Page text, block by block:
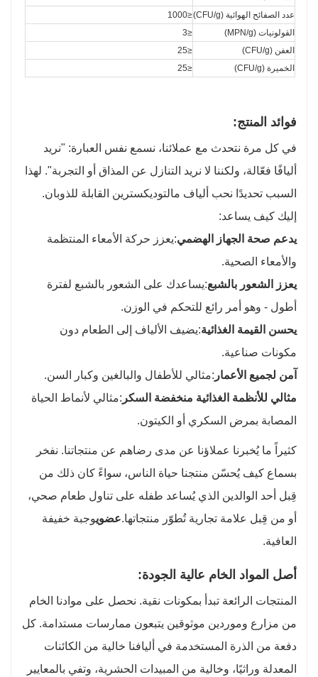
عدد الصفائح الهوائية (CFU/g)
≤1000
القولونيات (MPN/g)
≤3
العفن (CFU/g)
≤25
الخميرة (CFU/g)
≤25
فوائد المنتج:
في كل مرة نتحدث مع عملائنا، نسمع نفس العبارة: "نريد
أليافًا فعّالة، ولكننا لا نريد التنازل عن المذاق أو التجربة". لهذا
السبب تحديدًا نحب ألياف مالتوديكسترين القابلة للذوبان.
إليك كيف يساعد:
يدعم صحة الجهاز الهضمي:يعزز حركة الأمعاء المنتظمة
والأمعاء الصحية.
يعزز الشعور بالشبع:يساعدك على الشعور بالشبع لفترة
أطول - وهو أمر رائع للتحكم في الوزن.
يحسن القيمة الغذائية:يضيف الألياف إلى الطعام دون
مكونات صناعية.
آمن لجميع الأعمار :مثالي للأطفال والبالغين وكبار السن.
مثالي للأنظمة الغذائية منخفضة السكر :مثالي لأنماط الحياة
المصابة بمرض السكري أو الكيتون.
كثيراً ما يُخبرنا عملاؤنا عن مدى رضاهم عن منتجاتنا. نفخر
بسماع كيف يُحسّن منتجنا حياة الناس، سواءً كان ذلك من
قِبل أحد الوالدين الذي يُساعد طفله على تناول طعام صحي،
أو من قِبل علامة تجارية تُطوّر منتجاتها.عضويوجبة خفيفة
العافية.
أصل المواد الخام عالية الجودة:
المنتجات الرائعة تبدأ بمكونات نقية. نحصل على موادنا الخام
من مزارع وموردين موثوقين يتبعون ممارسات مستدامة. كل
دفعة من الذرة المستخدمة في أليافنا خالية من الكائنات
المعدلة وراثيًا، وخالية من المبيدات الحشرية، وتفي بالمعايير